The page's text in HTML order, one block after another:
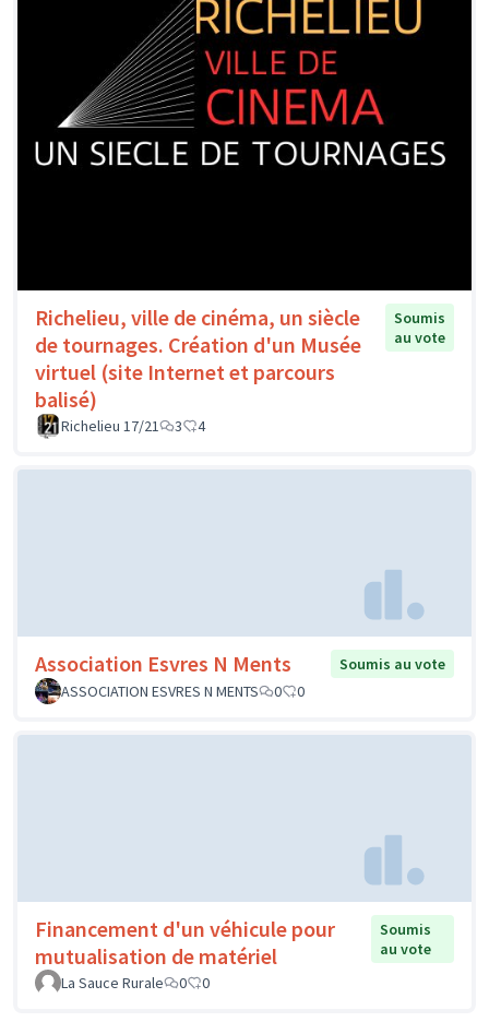
Richelieu, ville de cinéma, un siècle
de tournages. Création d'un Musée
virtuel (site Internet et parcours
balisé)
Soumis
au vote
Richelieu 17/21 3 4
Association Esvres N Ments
Soumis au vote
ASSOCIATION ESVRES N MENTS
0 0
Financement d'un véhicule pour
mutualisation de matériel
Soumis
au vote
La Sauce Rurale
0 0